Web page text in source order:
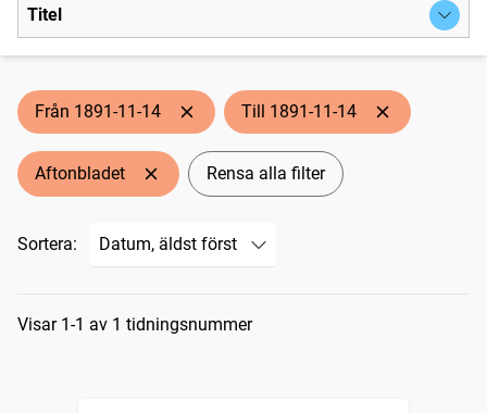
Titel
Från 1891-11-14 Till 1891-11-14
Aftonbladet Rensa alla filter
Sortera:
Sökresultat
Visar 1-1 av 1 tidningsnummer